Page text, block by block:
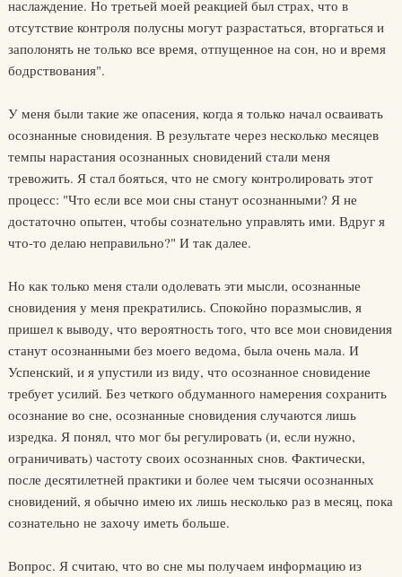
наслаждение. Но третьей моей реакцией был страх, что в
отсутствие контроля полусны могут разрастаться, вторгаться и
заполонять не только все время, отпущенное на сон, но и время
бодрствования".
У меня были такие же опасения, когда я только начал осваивать
осознанные сновидения. В результате через несколько месяцев
темпы нарастания осознанных сновидений стали меня
тревожить. Я стал бояться, что не смогу контролировать этот
процесс: "Что если все мои сны станут осознанными? Я не
достаточно опытен, чтобы сознательно управлять ими. Вдруг я
что-то делаю неправильно?" И так далее.
Но как только меня стали одолевать эти мысли, осознанные
сновидения у меня прекратились. Спокойно поразмыслив, я
пришел к выводу, что вероятность того, что все мои сновидения
станут осознанными без моего ведома, была очень мала. И
Успенский, и я упустили из виду, что осознанное сновидение
требует усилий. Без четкого обдуманного намерения сохранить
осознание во сне, осознанные сновидения случаются лишь
изредка. Я понял, что мог бы регулировать (и, если нужно,
ограничивать) частоту своих осознанных снов. Фактически,
после десятилетней практики и более чем тысячи осознанных
сновидений, я обычно имею их лишь несколько раз в месяц, пока
сознательно не захочу иметь больше.
Вопрос. Я считаю, что во сне мы получаем информацию из